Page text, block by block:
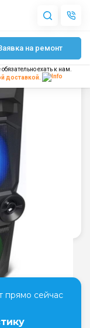
на ремонт
ехать к нам.
доставкой.
прямо сейчас